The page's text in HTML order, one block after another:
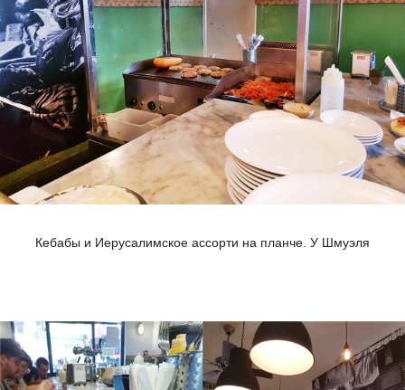
Кебабы и Иерусалимское ассорти на планче. У Шмуэля